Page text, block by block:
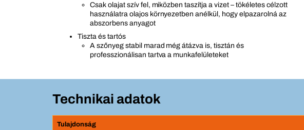
Csak olajat szív fel, miközben taszítja a vizet – tökéletes célzott
használatra olajos környezetben anélkül, hogy elpazarolná az
abszorbens anyagot
Tiszta és tartós
A szőnyeg stabil marad még átázva is, tisztán és
professzionálisan tartva a munkafelületeket
Technikai adatok
Tulajdonság